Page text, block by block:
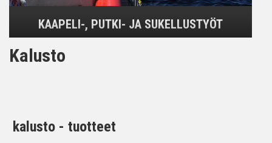
KAAPELI-, PUTKI- JA SUKELLUSTYÖT
Kalusto
kalusto - tuotteet